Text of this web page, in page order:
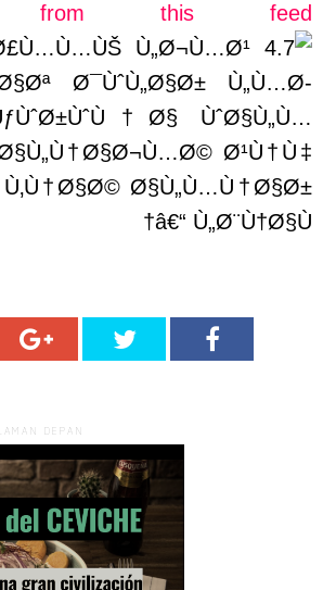
from this feed
DEPAN